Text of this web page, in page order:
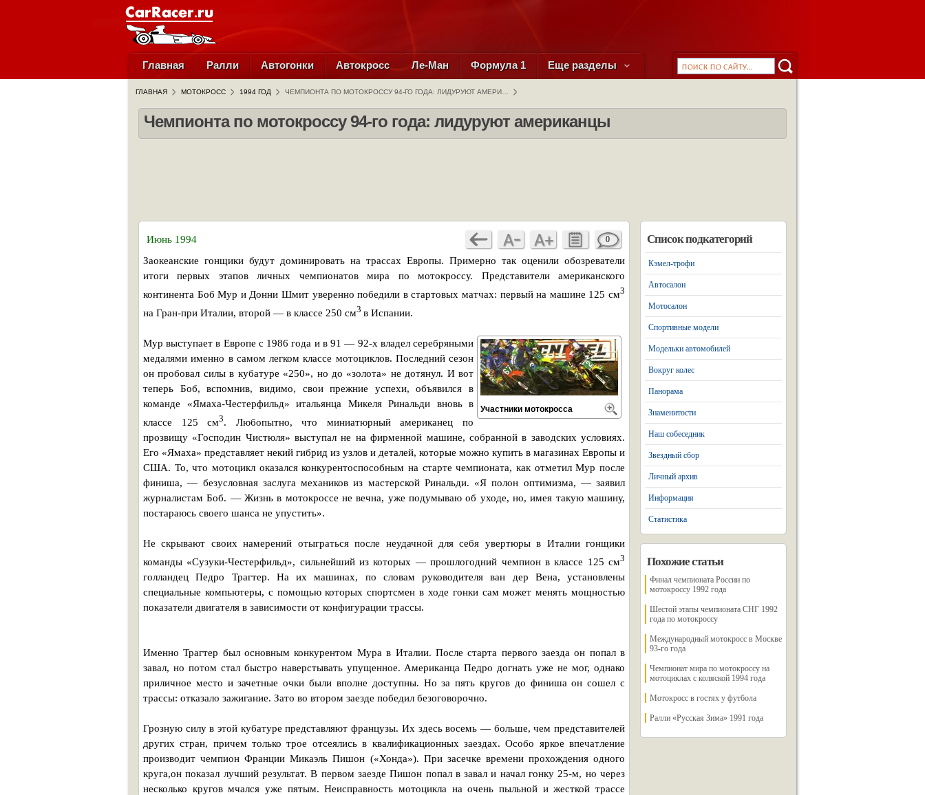
Главная Ралли Автогонки Автокросс Ле-Ман Формула 1 Еще разделы
ГЛАВНАЯ МОТОКРОСС 1994 ГОД ЧЕМПИОНТА ПО МОТОКРОССУ 94-ГО ГОДА: ЛИДУРУЮТ АМЕРИ…
Чемпионта по мотокроссу 94-го года: лидуруют американцы
Июнь 1994 0
Заокеанские гонщики будут доминировать на трассах Европы. Примерно так оценили обозреватели
итоги первых этапов личных чемпионатов мира по мотокроссу. Представители американского
континента Боб Мур и Донни Шмит уверенно победили в стартовых матчах: первый на машине 125 см3
на Гран-при Италии, второй — в классе 250 см3 в Испании.
Участники мотокросса
Мур выступает в Европе с 1986 года и в 91 — 92-х владел серебряными
медалями именно в самом легком классе мотоциклов. Последний сезон
он пробовал силы в кубатуре «250», но до «золота» не дотянул. И вот
теперь Боб, вспомнив, видимо, свои прежние успехи, объявился в
команде «Ямаха-Честерфильд» итальянца Микеля Ринальди вновь в
классе 125 см3. Любопытно, что миниатюрный американец по
прозвищу «Господин Чистюля» выступал не на фирменной машине, собранной в заводских условиях.
Его «Ямаха» представляет некий гибрид из узлов и деталей, которые можно купить в магазинах Европы и
США. То, что мотоцикл оказался конкурентоспособным на старте чемпионата, как отметил Мур после
финиша, — безусловная заслуга механиков из мастерской Ринальди. «Я полон оптимизма, — заявил
журналистам Боб. — Жизнь в мотокроссе не вечна, уже подумываю об уходе, но, имея такую машину,
постараюсь своего шанса не упустить».
Не скрывают своих намерений отыграться после неудачной для себя увертюры в Италии гонщики
команды «Сузуки-Честерфильд», сильнейший из которых — прошлогодний чемпион в классе 125 см3
голландец Педро Трагтер. На их машинах, по словам руководителя ван дер Вена, установлены
специальные компьютеры, с помощью которых спортсмен в ходе гонки сам может менять мощностью
показатели двигателя в зависимости от конфигурации трассы.
Именно Трагтер был основным конкурентом Мура в Италии. После старта первого заезда он попал в
завал, но потом стал быстро наверстывать упущенное. Американца Педро догнать уже не мог, однако
приличное место и зачетные очки были вполне доступны. Но за пять кругов до финиша он сошел с
трассы: отказало зажигание. Зато во втором заезде победил безоговорочно.
Грозную силу в этой кубатуре представляют французы. Их здесь восемь — больше, чем представителей
других стран, причем только трое отсеялись в квалификационных заездах. Особо яркое впечатление
производит чемпион Франции Микаэль Пишон («Хонда»). При засечке времени прохождения одного
круга,он показал лучший результат. В первом заезде Пишон попал в завал и начал гонку 25-м, но через
несколько кругов мчался уже пятым. Неисправность мотоцикла на очень пыльной и жесткой трассе
Список подкатегорий
Кэмел-трофи
Автосалон
Мотосалон
Спортивные модели
Модельки автомобилей
Вокруг колес
Панорама
Знаменитости
Наш собеседник
Звездный сбор
Личный архив
Информация
Статистика
Похожие статьи
Финал чемпионата России по
мотокроссу 1992 года
Шестой этапы чемпионата СНГ 1992
года по мотокроссу
Международный мотокросс в Москве
93-го года
Чемпионат мира по мотокроссу на
мотоциклах с коляской 1994 года
Мотокросс в гостях у футбола
Ралли «Русская Зима» 1991 года